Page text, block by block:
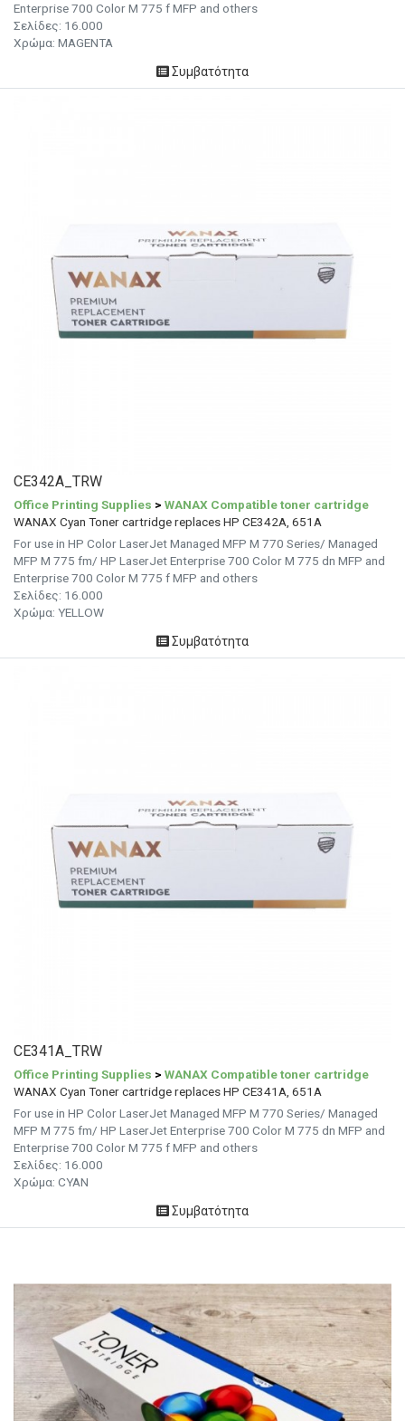
Enterprise 700 Color M 775 f MFP and others
Σελίδες: 16.000
Χρώμα: MAGENTA
Συμβατότητα
CE342A_TRW
Office Printing Supplies > WANAX Compatible toner cartridge
WANAX Cyan Toner cartridge replaces HP CE342A, 651A
For use in HP Color LaserJet Managed MFP M 770 Series/ Managed
MFP M 775 fm/ HP LaserJet Enterprise 700 Color M 775 dn MFP and
Enterprise 700 Color M 775 f MFP and others
Σελίδες: 16.000
Χρώμα: YELLOW
Συμβατότητα
CE341A_TRW
Office Printing Supplies > WANAX Compatible toner cartridge
WANAX Cyan Toner cartridge replaces HP CE341A, 651A
For use in HP Color LaserJet Managed MFP M 770 Series/ Managed
MFP M 775 fm/ HP LaserJet Enterprise 700 Color M 775 dn MFP and
Enterprise 700 Color M 775 f MFP and others
Σελίδες: 16.000
Χρώμα: CYAN
Συμβατότητα